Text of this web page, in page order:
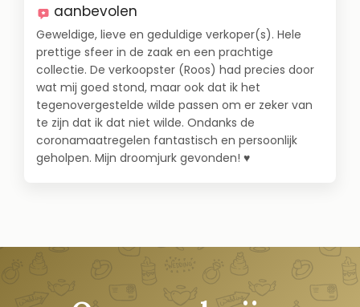
aanbevolen
Geweldige, lieve en geduldige verkoper(s). Hele
prettige sfeer in de zaak en een prachtige
collectie. De verkoopster (Roos) had precies door
wat mij goed stond, maar ook dat ik het
tegenovergestelde wilde passen om er zeker van
te zijn dat ik dat niet wilde. Ondanks de
coronamaatregelen fantastisch en persoonlijk
geholpen. Mijn droomjurk gevonden! ♥️